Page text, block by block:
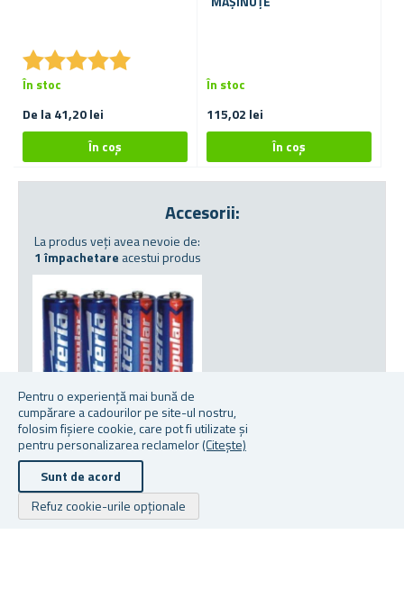
Pentru o experiență mai bună de
cumpărare a cadourilor pe site-ul nostru,
folosim fișiere cookie, care pot fi utilizate și
pentru personalizarea reclamelor(Citește)
Sunt de acord
Refuz cookie-urile opționale
★★★★★
★★★★★
De la 41,20 lei
În stoc
115,02 lei
În stoc
Accesorii:
La produs veți avea nevoie de:
1 împachetare acestui produs
ACUMULATOR AA 4 BUC
★★★★★
★★★★★